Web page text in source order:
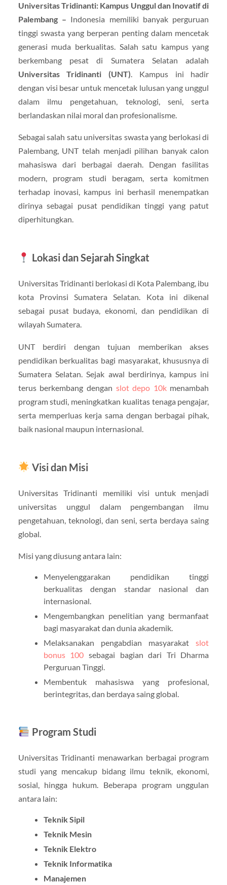
Universitas Tridinanti: Kampus Unggul dan Inovatif di
Palembang – Indonesia memiliki banyak perguruan
tinggi swasta yang berperan penting dalam mencetak
generasi muda berkualitas. Salah satu kampus yang
berkembang pesat di Sumatera Selatan adalah
Universitas Tridinanti (UNT). Kampus ini hadir
dengan visi besar untuk mencetak lulusan yang unggul
dalam ilmu pengetahuan, teknologi, seni, serta
berlandaskan nilai moral dan profesionalisme.
Sebagai salah satu universitas swasta yang berlokasi di
Palembang, UNT telah menjadi pilihan banyak calon
mahasiswa dari berbagai daerah. Dengan fasilitas
modern, program studi beragam, serta komitmen
terhadap inovasi, kampus ini berhasil menempatkan
dirinya sebagai pusat pendidikan tinggi yang patut
diperhitungkan.
Lokasi dan Sejarah Singkat
Universitas Tridinanti berlokasi di Kota Palembang, ibu
kota Provinsi Sumatera Selatan. Kota ini dikenal
sebagai pusat budaya, ekonomi, dan pendidikan di
wilayah Sumatera.
UNT berdiri dengan tujuan memberikan akses
pendidikan berkualitas bagi masyarakat, khususnya di
Sumatera Selatan. Sejak awal berdirinya, kampus ini
terus berkembang dengan slot depo 10kmenambah
program studi, meningkatkan kualitas tenaga pengajar,
serta memperluas kerja sama dengan berbagai pihak,
baik nasional maupun internasional.
Visi dan Misi
Universitas Tridinanti memiliki visi untuk menjadi
universitas unggul dalam pengembangan ilmu
pengetahuan, teknologi, dan seni, serta berdaya saing
global.
Misi yang diusung antara lain:
Menyelenggarakan pendidikan tinggi
berkualitas dengan standar nasional dan
internasional.
Mengembangkan penelitian yang bermanfaat
bagi masyarakat dan dunia akademik.
Melaksanakan pengabdian masyarakatslot
bonus 100 sebagai bagian dari Tri Dharma
Perguruan Tinggi.
Membentuk mahasiswa yang profesional,
berintegritas, dan berdaya saing global.
Program Studi
Universitas Tridinanti menawarkan berbagai program
studi yang mencakup bidang ilmu teknik, ekonomi,
sosial, hingga hukum. Beberapa program unggulan
antara lain:
Teknik Sipil
Teknik Mesin
Teknik Elektro
Teknik Informatika
Manajemen